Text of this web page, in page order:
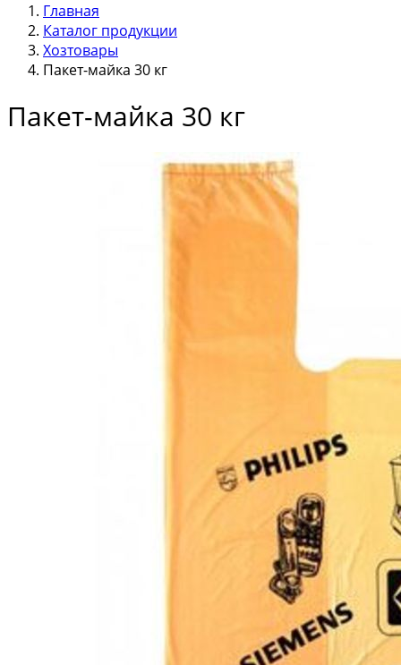
Главная
Каталог продукции
Хозтовары
Пакет-майка 30 кг
Пакет-майка 30 кг